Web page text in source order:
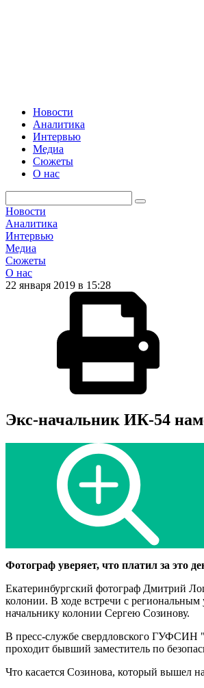
Новости
Аналитика
Интервью
Медиа
Сюжеты
О нас
Новости
Аналитика
Интервью
Медиа
Сюжеты
О нас
22 января 2019 в 15:28
Экс-начальник ИК-54
Фотограф уверяет, что платил за это
Екатеринбургский фотограф Дмитрий
колонии. В ходе встречи с
начальнику колонии Сергею Созинову.
В пресс-службе свердловского ГУФСИН "
проходит бывший заместитель по
Что касается Созинова, который вышел